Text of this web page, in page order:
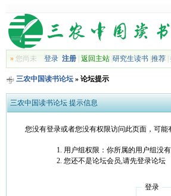
»您尚未 登录 注册| 返回主站| 研究生读书| 推荐|
三农中国读书论坛» 论坛提示
三农中国读书论坛 提示信息
您没有登录或者您没有权限访问此页面，可能
用户组权限：你所属的用户组没
您还不是论坛会员,请先登录论坛
登录